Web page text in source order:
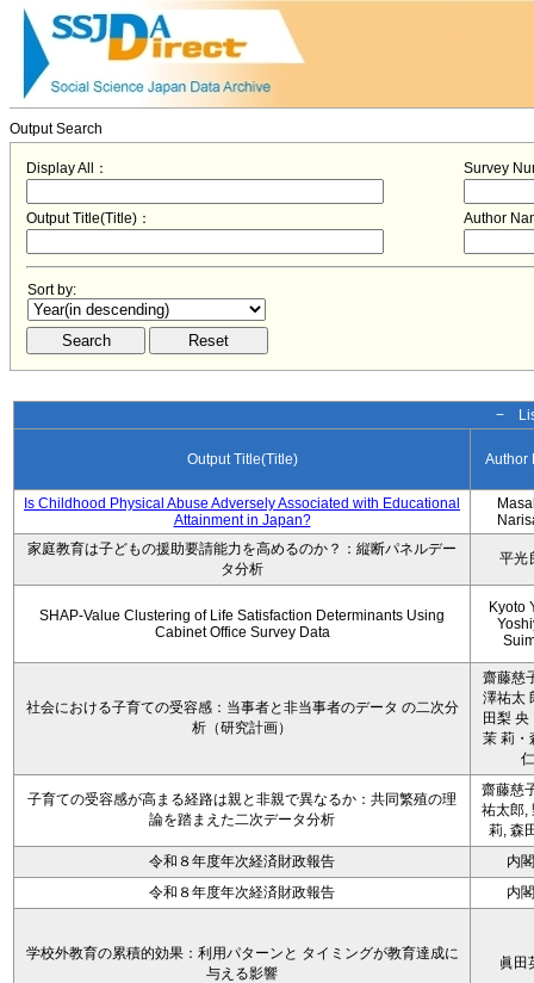
Output Search
Display All： Survey
Output Title(Title)： Author
Sort by:
−
Output Title(Title) Author
Is Childhood Physical Abuse Adversely Associated with Educational
Attainment in Japan?
家庭教育は子どもの援助要請能力を高めるのか？：縦断パネルデー
タ分析
平光
SHAP-Value Clustering of Life Satisfaction Determinants Using
Cabinet Office Survey Data
Kyoto
社会における子育ての受容感：当事者と非当事者のデータ の二次分
析（研究計画）
齋藤慈
澤祐太
田梨 央
茉 莉・
仁
子育ての受容感が高まる経路は親と非親で異なるか：共同繁殖の理
論を踏まえた二次データ分析
齋藤慈
祐太郎,
莉, 森
令和８年度年次経済財政報告
内
令和８年度年次経済財政報告
内
学校外教育の累積的効果：利用パターンと タイミングが教育達成に
与える影響
眞田